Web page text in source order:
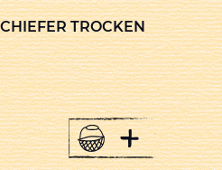
TROCKEN
+